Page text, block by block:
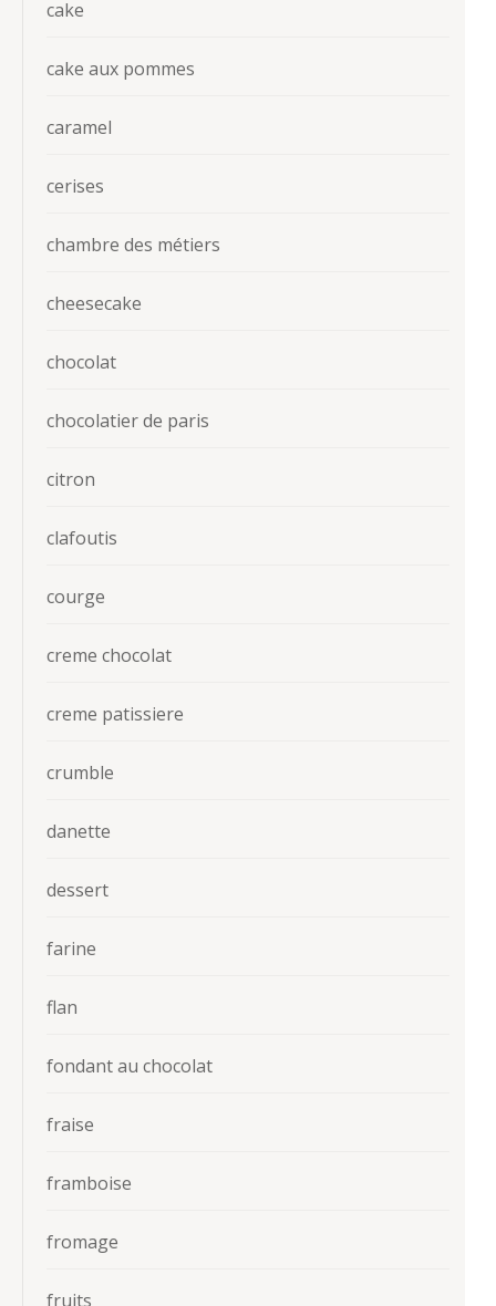
cake
cake aux pommes
caramel
cerises
chambre des métiers
cheesecake
chocolat
chocolatier de paris
citron
clafoutis
courge
creme chocolat
creme patissiere
crumble
danette
dessert
farine
flan
fondant au chocolat
fraise
framboise
fromage
fruits